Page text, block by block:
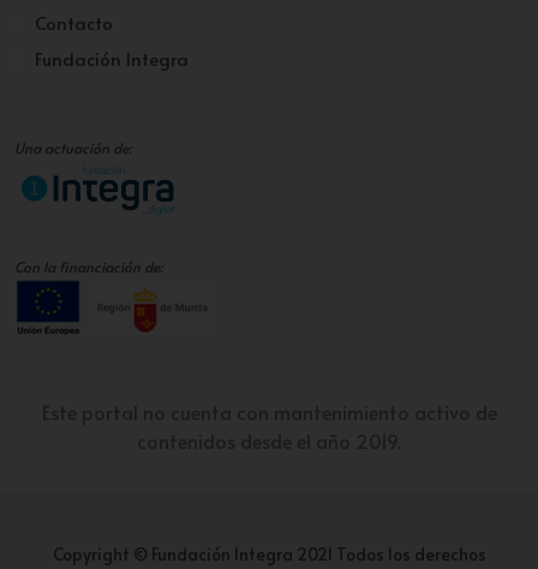
Contacto
Fundación Integra
Una actuación de:
Con la financiación de:
Copyright © Fundación Integra 2021 Todos los derechos